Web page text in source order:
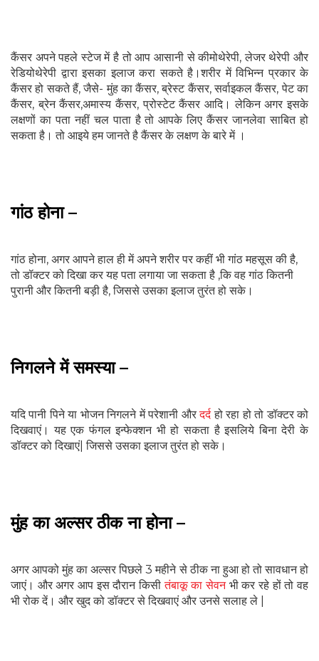
कैंसर अपने पहले स्टेज में है तो आप आसानी से कीमोथेरेपी, लेजर थेरेपी और
रेडियोथेरेपी द्वारा इसका इलाज करा सकते है।शरीर में विभिन्न प्रकार के
कैंसर हो सकते हैं, जैसे- मुंह का कैंसर, ब्रेस्ट कैंसर, सर्वाइकल कैंसर, पेट का
कैंसर, ब्रेन कैंसर,अमास्य कैंसर, प्रोस्टेट कैंसर आदि। लेकिन अगर इसके
लक्षणों का पता नहीं चल पाता है तो आपके लिए कैंसर जानलेवा साबित हो
सकता है। तो आइये हम जानते है कैंसर के लक्षण के बारे में ।
गांठ होना –
गांठ होना, अगर आपने हाल ही में अपने शरीर पर कहीं भी गांठ महसूस की है,
तो डॉक्‍टर को दिखा कर यह पता लगाया जा सकता है ,कि वह गांठ कितनी
पुरानी और कितनी बड़ी है, जिससे उसका इलाज तुरंत हो सके।
निगलने में समस्‍या –
यदि पानी पिने या भोजन निगलने में परेशानी औरदर्दहो रहा हो तो डॉक्‍टर को
दिखवाएं। यह एक फंगल इन्‍फेक्‍शन भी हो सकता है इसलिये बिना देरी के
डॉक्‍टर को दिखाएं| जिससे उसका इलाज तुरंत हो सके।
मुंह का अल्‍सर ठीक ना होना –
अगर आपको मुंह का अल्‍सर पिछले 3 महीने से ठीक ना हुआ हो तो सावधान हो
जाएं। और अगर आप इस दौरान किसीतंबाकू का सेवनभी कर रहे हों तो वह
भी रोक दें। और खुद को डॉक्टर से दिखवाएं और उनसे सलाह ले |